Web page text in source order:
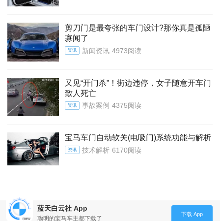
剪刀门是最夸张的车门设计?那你真是孤陋
寡闻了
资讯 新闻资讯 4973阅读
又见“开门杀”！街边违停，女子随意开车门
致人死亡
资讯 事故案例 4375阅读
宝马车门自动软关(电吸门)系统功能与解析
资讯 技术解析 6170阅读
蓝天白云社 App
聪明的宝马车主都下载了
下载 App